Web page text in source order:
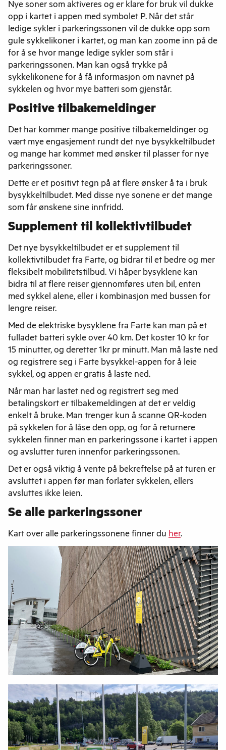
Nye soner som aktiveres og er klare for bruk vil dukke
opp i kartet i appen med symbolet P. Når det står
ledige sykler i parkeringssonen vil de dukke opp som
gule sykkelikoner i kartet, og man kan zoome inn på de
for å se hvor mange ledige sykler som står i
parkeringssonen. Man kan også trykke på
sykkelikonene for å få informasjon om navnet på
sykkelen og hvor mye batteri som gjenstår.
Positive tilbakemeldinger
Det har kommer mange positive tilbakemeldinger og
vært mye engasjement rundt det nye bysykkeltilbudet
og mange har kommet med ønsker til plasser for nye
parkeringssoner.
Dette er et positivt tegn på at flere ønsker å ta i bruk
bysykkeltilbudet. Med disse nye sonene er det mange
som får ønskene sine innfridd.
Supplement til kollektivtilbudet
Det nye bysykkeltilbudet er et supplement til
kollektivtilbudet fra Farte, og bidrar til et bedre og mer
fleksibelt mobilitetstilbud. Vi håper bysyklene kan
bidra til at flere reiser gjennomføres uten bil, enten
med sykkel alene, eller i kombinasjon med bussen for
lengre reiser.
Med de elektriske bysyklene fra Farte kan man på et
fulladet batteri sykle over 40 km. Det koster 10 kr for
15 minutter, og deretter 1kr pr minutt. Man må laste ned
og registrere seg i Farte bysykkel-appen for å leie
sykkel, og appen er gratis å laste ned.
Når man har lastet ned og registrert seg med
betalingskort er tilbakemeldingen at det er veldig
enkelt å bruke. Man trenger kun å scanne QR-koden
på sykkelen for å låse den opp, og for å returnere
sykkelen finner man en parkeringssone i kartet i appen
og avslutter turen innenfor parkeringssonen.
Det er også viktig å vente på bekreftelse på at turen er
avsluttet i appen før man forlater sykkelen, ellers
avsluttes ikke leien.
Se alle parkeringssoner
Kart over alle parkeringssonene finner du her.